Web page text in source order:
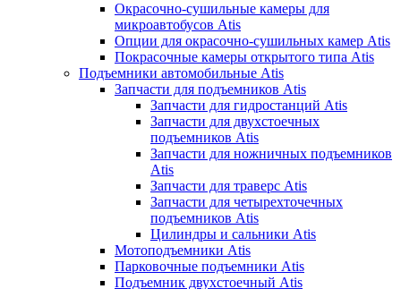
Окрасочно-сушильные камеры для
микроавтобусов Atis
Опции для окрасочно-сушильных камер Atis
Покрасочные камеры открытого типа Atis
Подъемники автомобильные Atis
Запчасти для подъемников Atis
Запчасти для гидростанций Atis
Запчасти для двухстоечных
подъемников Atis
Запчасти для ножничных подъемников
Atis
Запчасти для траверс Atis
Запчасти для четырехточечных
подъемников Atis
Цилиндры и сальники Atis
Мотоподъемники Atis
Парковочные подъемники Atis
Подъемник двухстоечный Atis